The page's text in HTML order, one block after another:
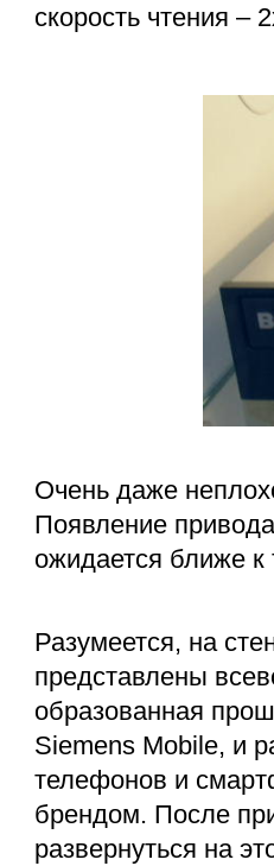
скорость чтения –
Очень даже
Появление
ожидается ближе к
Разумеется, на
представлены
образованная
Siemens Mobile, и
телефонов и
брендом. После
развернуться на